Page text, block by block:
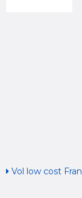
Vol low cost